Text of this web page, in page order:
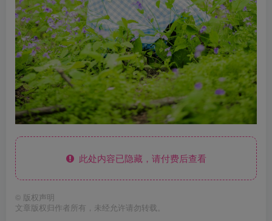
此处内容已隐藏，请付费后查看
© 版权声明
文章版权归作者所有，未经允许请勿转载。